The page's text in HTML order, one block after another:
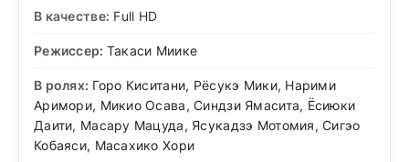
В качестве: Full HD
Режиссер: Такаси Миике
В ролях: Горо Киситани, Рёсукэ Мики, Нарими
Аримори, Микио Осава, Синдзи Ямасита, Ёсиюки
Даити, Масару Мацуда, Ясукадзэ Мотомия, Сигэо
Кобаяси, Масахико Хори